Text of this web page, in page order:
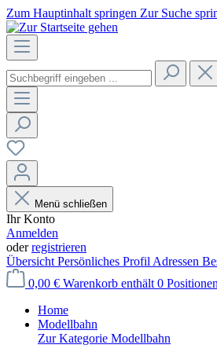
Zum Hauptinhalt springen Zur Suche
Menü schließen
Ihr Konto
Anmelden
oderregistrieren
Übersicht Persönliches Profil Adressen
0,00 € Warenkorb enthält 0
Home
Modellbahn
Zur Kategorie Modellbahn